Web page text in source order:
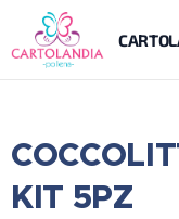
KIT 5PZ